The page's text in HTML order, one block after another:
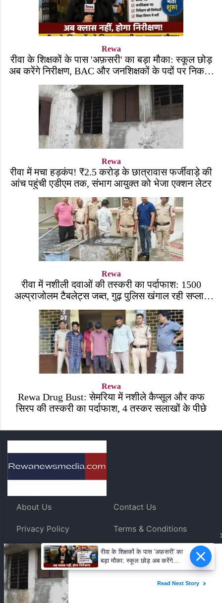
Rewa
रीवा के शिक्षकों के पास 'अफ़सरी' का बड़ा मौका: स्कूल छोड़
अब करेंगे निरीक्षण, BAC और जनशिक्षकों के पदों पर निकली
भर्ती!
Rewa
रीवा में मचा हड़कंप! ₹2.5 करोड़ के छात्रावास फर्जीवाड़े की
आंच पहुंची एडीएम तक, संभाग आयुक्त को भेजा एक्शन लेटर
Rewa
रीवा में नशीली दवाओं की तस्करी का पर्दाफाश: 1500
अल्प्राजोलम टैबलेट्स जब्त, गुढ़ पुलिस खंगाल रही सप्लाई
चेन
Rewa
Rewa Drug Bust: सेमरिया में नशीले कैप्सूल और कफ
सिरप की तस्करी का पर्दाफाश, 4 तस्कर सलाखों के पीछे
About Us Contact Us
Privacy Policy Terms & Conditions
RSS FEEDS
Copyright © 2023. All Rights Reserved. Rewanewsmedia
रीवा के शिक्षकों के पास 'अफ़सरी' का
बड़ा मौका: स्कूल छोड़ अब करेंगे
निरीक्षण, BAC और जनशिक्षकों के